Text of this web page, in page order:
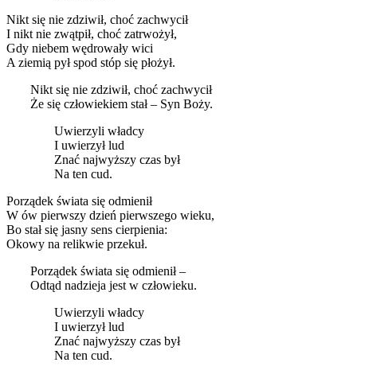
Nikt się nie zdziwił, choć zachwycił
I nikt nie zwątpił, choć zatrwożył,
Gdy niebem wędrowały wici
A ziemią pył spod stóp się płożył.
Nikt się nie zdziwił, choć zachwycił
Że się człowiekiem stał – Syn Boży.
Uwierzyli władcy
I uwierzył lud
Znać najwyższy czas był
Na ten cud.
Porządek świata się odmienił
W ów pierwszy dzień pierwszego wieku,
Bo stał się jasny sens cierpienia:
Okowy na relikwie przekuł.
Porządek świata się odmienił –
Odtąd nadzieja jest w człowieku.
Uwierzyli władcy
I uwierzył lud
Znać najwyższy czas był
Na ten cud.